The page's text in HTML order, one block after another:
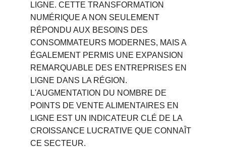
LIGNE. CETTE TRANSFORMATION
NUMÉRIQUE A NON SEULEMENT
RÉPONDU AUX BESOINS DES
CONSOMMATEURS MODERNES, MAIS A
ÉGALEMENT PERMIS UNE EXPANSION
REMARQUABLE DES ENTREPRISES EN
LIGNE DANS LA RÉGION.
L'AUGMENTATION DU NOMBRE DE
POINTS DE VENTE ALIMENTAIRES EN
LIGNE EST UN INDICATEUR CLÉ DE LA
CROISSANCE LUCRATIVE QUE CONNAÎT
CE SECTEUR.